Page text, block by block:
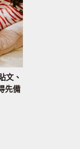
文、
先備